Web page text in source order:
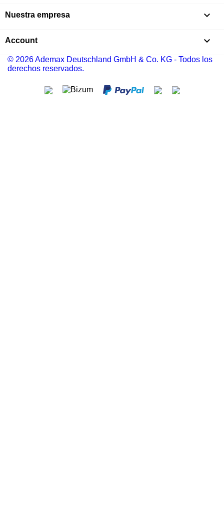
Nuestra empresa 
Account 
© 2026 Ademax Deutschland GmbH & Co. KG - Todos los
derechos reservados.